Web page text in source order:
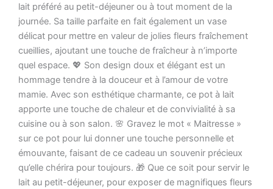
lait préféré au petit-déjeuner ou à tout moment de la
journée. Sa taille parfaite en fait également un vase
délicat pour mettre en valeur de jolies fleurs fraîchement
cueillies, ajoutant une touche de fraîcheur à n’importe
quel espace. 💖 Son design doux et élégant est un
hommage tendre à la douceur et à l’amour de votre
mamie. Avec son esthétique charmante, ce pot à lait
apporte une touche de chaleur et de convivialité à sa
cuisine ou à son salon. 🌸 Gravez le mot « Maitresse »
sur ce pot pour lui donner une touche personnelle et
émouvante, faisant de ce cadeau un souvenir précieux
qu’elle chérira pour toujours. 🎁 Que ce soit pour servir le
lait au petit-déjeuner, pour exposer de magnifiques fleurs